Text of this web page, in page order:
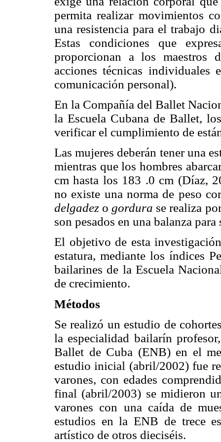
permita realizar movimientos
una resistencia para el trabajo
Estas condiciones que
proporcionan a los maestros
acciones técnicas individuales
comunicación personal).
En la Compañía del Ballet
la Escuela Cubana de Ballet,
verificar el cumplimiento de
Las mujeres deberán tener una
mientras que los hombres
cm hasta los 183 .0 cm (Díaz,
no existe una norma de peso
delgadez ogordura se realiza
son pesados en una balanza
El objetivo de esta
estatura, mediante los índices
bailarines de la Escuela
de crecimiento.
Métodos
Se realizó un estudio de
la especialidad bailarín
Ballet de Cuba (ENB) en el
estudio inicial (abril/2002) fue
varones, con edades
final (abril/2003) se midieron
varones con una caída de
estudios en la ENB de trece
artístico de otros dieciséis.